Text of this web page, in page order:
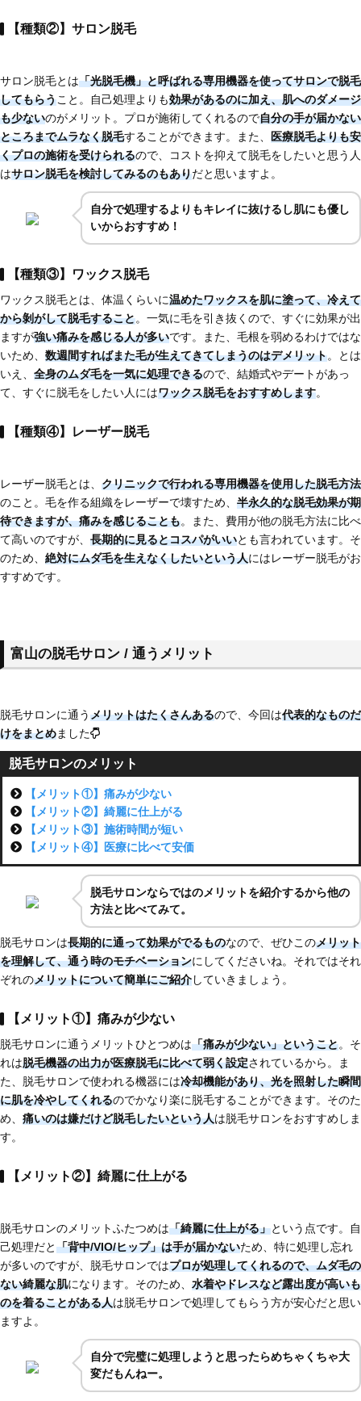
【種類②】サロン脱毛
サロン脱毛とは「光脱毛機」と呼ばれる専用機器を使ってサロンで脱毛
してもらうこと。自己処理よりも効果があるのに加え、肌へのダメージ
も少ないのがメリット。プロが施術してくれるので自分の手が届かない
ところまでムラなく脱毛することができます。また、 医療脱毛よりも安
くプロの施術を受けられるので、コストを抑えて脱毛をしたいと思う人
はサロン脱毛を検討してみるのもありだと思いますよ。
自分で処理するよりもキレイに抜けるし肌にも優し
いからおすすめ！
【種類③】ワックス脱毛
ワックス脱毛とは、体温くらいに温めたワックスを肌に塗って、冷えて
から剝がして脱毛すること。一気に毛を引き抜くので、すぐに効果が出
ますが強い痛みを感じる人が多いです。また、毛根を弱めるわけではな
いため、 数週間すればまた毛が生えてきてしまうのはデメリット。とは
いえ、 全身のムダ毛を一気に処理できるので、結婚式やデートがあっ
て、すぐに脱毛をしたい人にはワックス脱毛をおすすめします。
【種類④】レーザー脱毛
レーザー脱毛とは、 クリニックで行われる専用機器を使用した脱毛方法
のこと。毛を作る組織をレーザーで壊すため、 半永久的な脱毛効果が期
待できますが、痛みを感じることも。また、費用が他の脱毛方法に比べ
て高いのですが、 長期的に見るとコスパがいいとも言われています。そ
のため、 絶対にムダ毛を生えなくしたいという人にはレーザー脱毛がお
すすめです。
富山の脱毛サロン / 通うメリット
脱毛サロンに通うメリットはたくさんあるので、今回は代表的なものだ
けをまとめました
脱毛サロンのメリット
【メリット①】痛みが少ない
【メリット②】綺麗に仕上がる
【メリット③】施術時間が短い
【メリット④】医療に比べて安価
脱毛サロンならではのメリットを紹介するから他の
方法と比べてみて。
脱毛サロンは長期的に通って効果がでるものなので、ぜひこのメリット
を理解して、通う時のモチベーションにしてくださいね。それではそれ
ぞれのメリットについて簡単にご紹介していきましょう。
【メリット①】痛みが少ない
脱毛サロンに通うメリットひとつめは「痛みが少ない」ということ。そ
れは脱毛機器の出力が医療脱毛に比べて弱く設定されているから。ま
た、脱毛サロンで使われる機器には冷却機能があり、光を照射した瞬間
に肌を冷やしてくれるのでかなり楽に脱毛することができます。そのた
め、 痛いのは嫌だけど脱毛したいという人は脱毛サロンをおすすめしま
す。
【メリット②】綺麗に仕上がる
脱毛サロンのメリットふたつめは「綺麗に仕上がる」という点です。自
己処理だと「背中/VIO/ヒップ」は手が届かないため、特に処理し忘れ
が多いのですが、脱毛サロンではプロが処理してくれるので、ムダ毛の
ない綺麗な肌になります。そのため、 水着やドレスなど露出度が高いも
のを着ることがある人は脱毛サロンで処理してもらう方が安心だと思い
ますよ。
自分で完璧に処理しようと思ったらめちゃくちゃ大
変だもんねー。